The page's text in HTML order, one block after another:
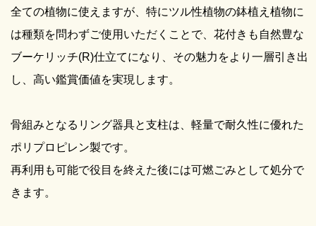
全ての植物に使えますが、特にツル性植物の鉢植え植物に
は種類を問わずご使用いただくことで、花付きも自然豊な
ブーケリッチ(R)仕立てになり、その魅力をより一層引き出
し、高い鑑賞価値を実現します。
骨組みとなるリング器具と支柱は、軽量で耐久性に優れた
ポリプロピレン製です。
再利用も可能で役目を終えた後には可燃ごみとして処分で
きます。